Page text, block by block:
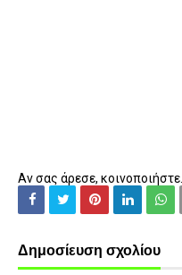
Αν σας άρεσε, κοινοποιήστε...
Δημοσίευση σχολίου